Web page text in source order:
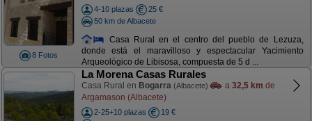
8 Fotos
4-10 plazas
25 €
50 km de Albacete
Casa Rural en el centro del pueblo de Lezuza,
donde está el maravilloso y espectacular Yacimiento
Arqueológico de Libisosa, compuesta de 5 d ...
La Morena Casas Rurales
Casa Rural en Bogarra (Albacete) a 32,5 km de
Argamason (Albacete)
2-25+10 plazas
19 €